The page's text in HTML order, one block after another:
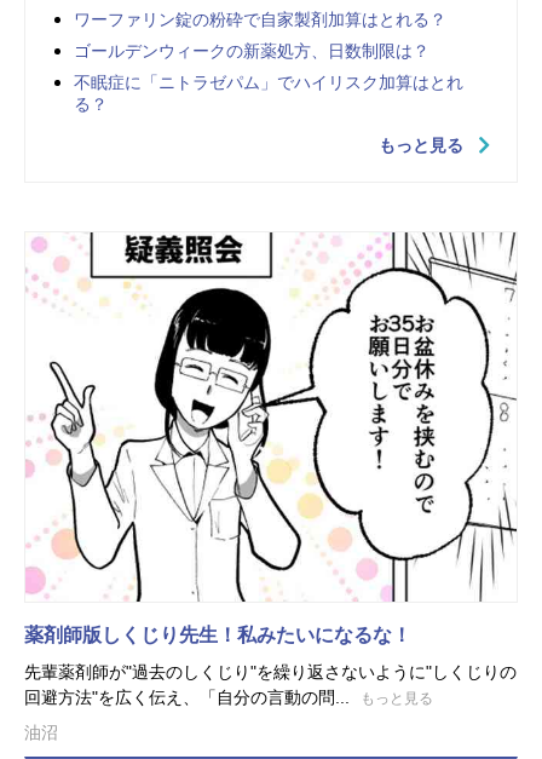
ワーファリン錠の粉砕で自家製剤加算はとれる？
ゴールデンウィークの新薬処方、日数制限は？
不眠症に「ニトラゼパム」でハイリスク加算はとれ
る？
もっと見る
薬剤師版しくじり先生！私みたいになるな！
先輩薬剤師が"過去のしくじり"を繰り返さないように"しくじりの
回避方法"を広く伝え、「自分の言動の問...
もっと見る
油沼